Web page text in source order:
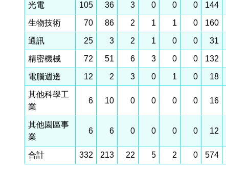
光電 105 36 3 0 0 0 144
生物技術 70 86 2 1 1 0 160
通訊 25 3 2 1 0 0 31
精密機械 72 51 6 3 0 0 132
電腦週邊 12 2 3 0 1 0 18
其他科學工
業
6 10 0 0 0 0 16
其他園區事
業
6 6 0 0 0 0 12
合計 332 213 22 5 2 0 574